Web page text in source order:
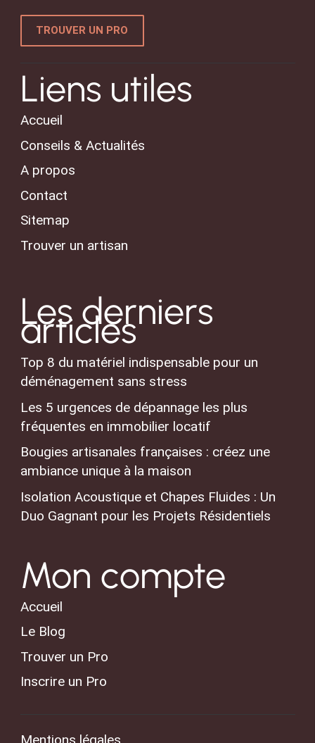
TROUVER UN PRO
Liens utiles
Accueil
Conseils & Actualités
A propos
Contact
Sitemap
Trouver un artisan
Les derniers
articles
Top 8 du matériel indispensable pour un
déménagement sans stress
Les 5 urgences de dépannage les plus
fréquentes en immobilier locatif
Bougies artisanales françaises : créez une
ambiance unique à la maison
Isolation Acoustique et Chapes Fluides : Un
Duo Gagnant pour les Projets Résidentiels
Mon compte
Accueil
Le Blog
Trouver un Pro
Inscrire un Pro